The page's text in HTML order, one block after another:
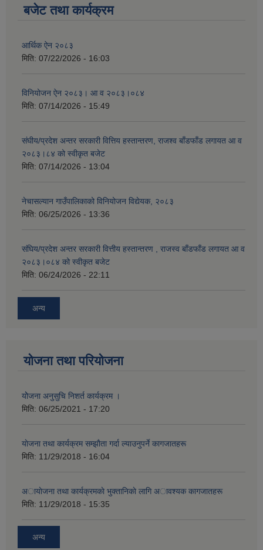
बजेट तथा कार्यक्रम
आर्थिक ऐन २०८३
मिति: 07/22/2026 - 16:03
विनियोजन ऐन २०८३। आ व २०८३।०८४
मिति: 07/14/2026 - 15:49
संघीय/प्रदेश अन्तर सरकारी वित्तिय हस्तान्तरण, राजश्व बाँडफाँड लगायत आ व
२०८३।८४ को स्वीकृत बजेट
मिति: 07/14/2026 - 13:04
नेचासल्यान गाउँपालिकाको विनियोजन विद्येयक, २०८३
मिति: 06/25/2026 - 13:36
संघिय/प्रदेश अन्तर सरकारी वित्तीय हस्तान्तरण , राजस्व बाँडफाँड लगायत आ व
२०८३।०८४ को स्वीकृत बजेट
मिति: 06/24/2026 - 22:11
अन्य
योजना तथा परियोजना
योेजना अनुसुचि निशर्त कार्यक्रम ।
मिति: 06/25/2021 - 17:20
याेजना तथा कार्यक्रम सम्झाैता गर्दा ल्याउनुपर्ने कागजातहरू
मिति: 11/29/2018 - 16:04
अायाेजना तथा कार्यक्रमकाे भुक्तानिकाे लागि अावश्यक कागजातहरू
मिति: 11/29/2018 - 15:35
अन्य